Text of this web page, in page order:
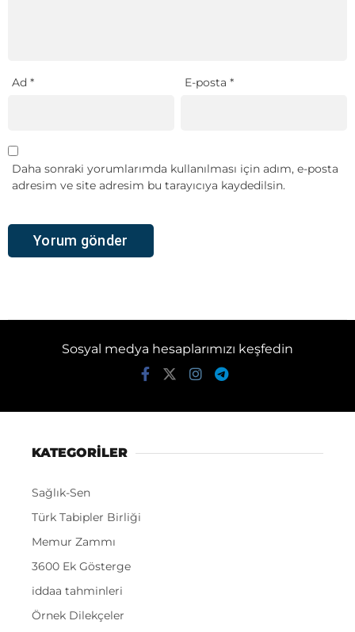
Ad * E-posta*
Daha sonraki yorumlarımda kullanılması için adım, e-posta
adresim ve site adresim bu tarayıcıya kaydedilsin.
Sosyal medya hesaplarımızı keşfedin
KATEGORİLER
Sağlık-Sen
Türk Tabipler Birliği
Memur Zammı
3600 Ek Gösterge
iddaa tahminleri
Örnek Dilekçeler